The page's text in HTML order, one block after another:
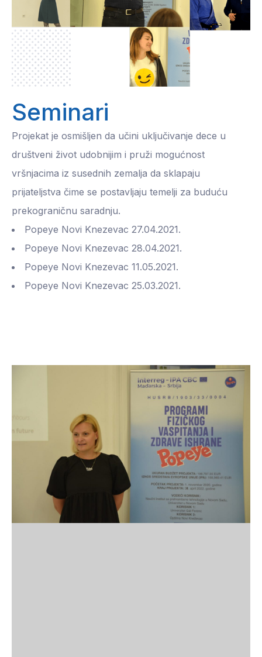
Seminari
Projekat je osmišljen da učini uključivanje dece u
društveni život udobnijim i pruži mogućnost
vršnjacima iz susednih zemalja da sklapaju
prijateljstva čime se postavljaju temelji za buduću
prekograničnu saradnju.
Popeye Novi Knezevac 27.04.2021.
Popeye Novi Knezevac 28.04.2021.
Popeye Novi Knezevac 11.05.2021.
Popeye Novi Knezevac 25.03.2021.